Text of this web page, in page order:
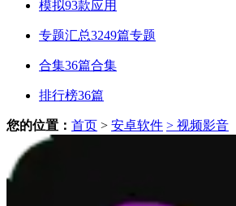
模拟93款应用
专题汇总3249篇专题
合集36篇合集
排行榜36篇
您的位置： 首页 > 安卓软件 > 视频影音